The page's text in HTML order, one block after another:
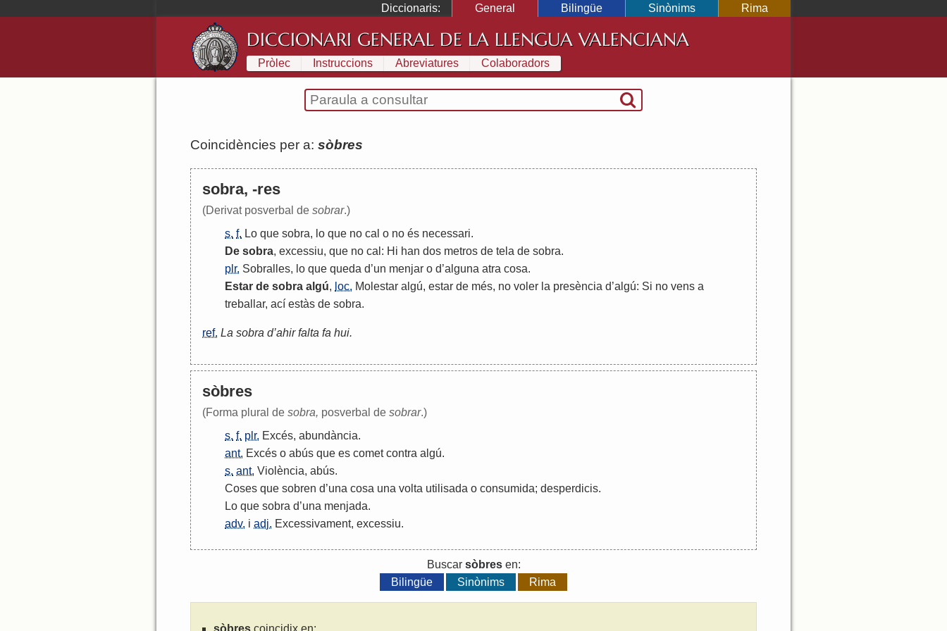
Diccionaris: General Bilingüe Sinònims Rima
DICCIONARI GENERAL DE LA LLENGUA VALENCIANA
Pròlec Instruccions Abreviatures Colaboradors
Coincidències per a: sòbres
sobra, -res
(Derivat posverbal de sobrar.)
s. f. Lo que sobra, lo que no cal o no és necessari.
De sobra, excessiu, que no cal : Hi han dos metros de tela de sobra.
plr. Sobralles, lo que queda d’un menjar o d’alguna atra cosa.
Estar de sobra algú, loc. Molestar algú, estar de més, no voler la presència d’algú: Si no vens a
treballar, ací estàs de sobra.
ref. La sobra d’ahir falta fa hui.
sòbres
(Forma plural de sobra, posverbal de sobrar.)
s. f. plr. Excés, abundància.
ant. Excés o abús que es comet contra algú.
s. ant. Violència, abús.
Coses que sobren d’una cosa una volta utilisada o consumida; desperdicis.
Lo que sobra d’una menjada.
adv. i adj. Excessivament, excessiu.
Buscar sòbresen:
Bilingüe
Sinònims Rima